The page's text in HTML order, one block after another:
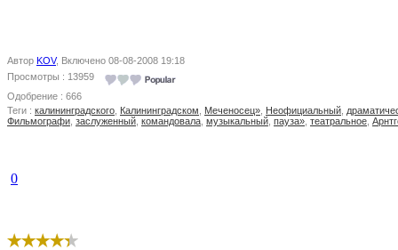
Автор KOV, Включено 08-08-2008 19:18
Просмотры : 13959
Одобрение : 666
Теги : калининградского Калининградском Меченосец» Неофициальный
Фильмографи заслуженный командовала музыкальный пауза» театральное
0